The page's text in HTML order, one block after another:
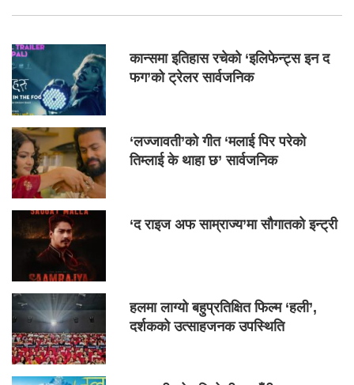
कान्समा इतिहास रचेको ‘इलिफेन्ट्स इन द
फग’को ट्रेलर सार्वजनिक
‘लज्जावती’को गीत ‘मलाई पिर परेको
तिम्लाई के थाहा छ’ सार्वजनिक
‘द राइज अफ साम्राज्य’मा सौगातको इन्ट्री
हलमा लाग्यो बहुप्रतिक्षित फिल्म ‘हली’,
दर्शकको उत्साहजनक उपस्थिति